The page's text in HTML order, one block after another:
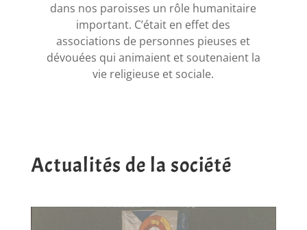
dans nos paroisses un rôle humanitaire
important. C’était en effet des
associations de personnes pieuses et
dévouées qui animaient et soutenaient la
vie religieuse et sociale.
Actualités de la société